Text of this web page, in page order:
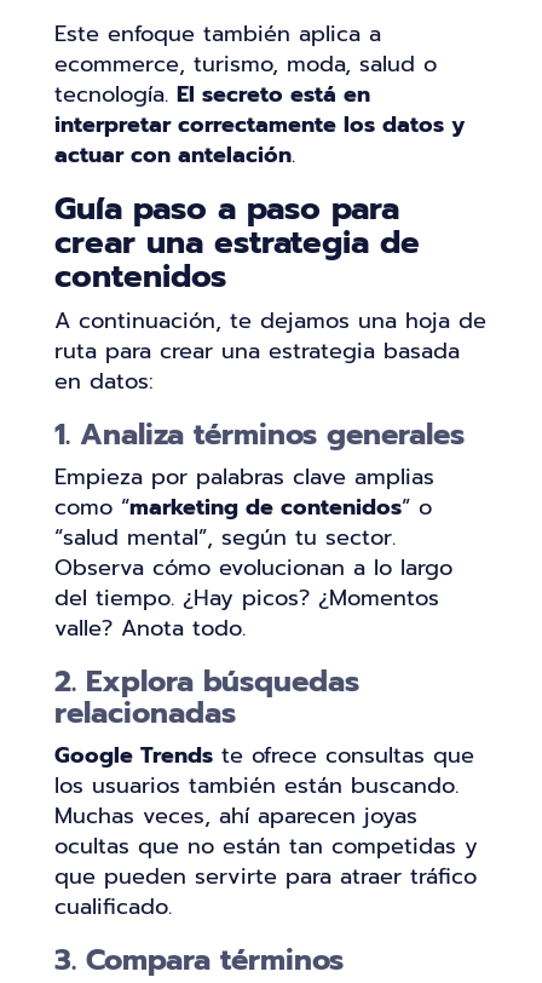
Este enfoque también aplica a
ecommerce, turismo, moda, salud o
tecnología. El secreto está en
interpretar correctamente los datos y
actuar con antelación.
Guía paso a paso para
crear una estrategia de
contenidos
A continuación, te dejamos una hoja de
ruta para crear una estrategia basada
en datos:
1. Analiza términos generales
Empieza por palabras clave amplias
como “marketing de contenidos” o
“salud mental”, según tu sector.
Observa cómo evolucionan a lo largo
del tiempo. ¿Hay picos? ¿Momentos
valle? Anota todo.
2. Explora búsquedas
relacionadas
Google Trendste ofrece consultas que
los usuarios también están buscando.
Muchas veces, ahí aparecen joyas
ocultas que no están tan competidas y
que pueden servirte para atraer tráfico
cualificado.
3. Compara términos